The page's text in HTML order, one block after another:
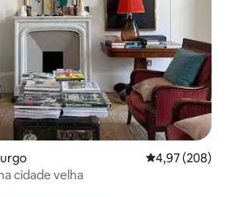
4,97 de uma
4,97 (208)
cidade velha